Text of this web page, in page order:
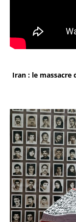
Iran : le massacre